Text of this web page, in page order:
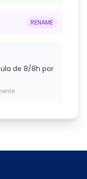
RENAME
de 8/8h por